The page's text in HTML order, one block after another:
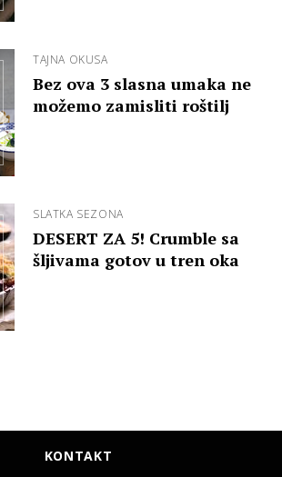
TAJNA OKUSA
Bez ova 3 slasna umaka ne
možemo zamisliti roštilj
SLATKA SEZONA
DESERT ZA 5! Crumble sa
šljivama gotov u tren oka
KONTAKT